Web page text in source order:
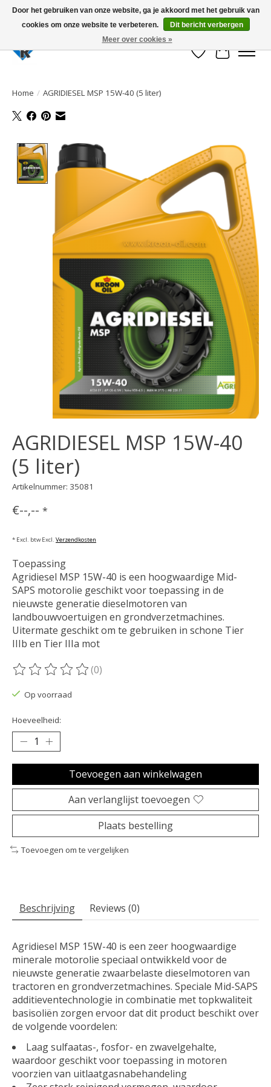
Large selection of products and fast shipping!
Verlanglijst
Home / AGRIDIESEL MSP 15W-40 (5 liter)
Product image slideshow Items
AGRIDIESEL MSP 15W-40
(5 liter)
Artikelnummer: 35081
€--,-- *
* Excl. btw Excl. Verzendkosten
Toepassing
Agridiesel MSP 15W-40 is een hoogwaardige Mid-
SAPS motorolie geschikt voor toepassing in de
nieuwste generatie dieselmotoren van
landbouwvoertuigen en grondverzetmachines.
Uitermate geschikt om te gebruiken in schone Tier
IIIb en Tier IIIa mot
De beoordeling van dit product is
(0)
Op voorraad
Hoeveelheid:
Toevoegen aan winkelwagen
Aan verlanglijst toevoegen
Plaats bestelling
Toevoegen om te vergelijken
Beschrijving Reviews (0)
Agridiesel MSP 15W-40 is een zeer hoogwaardige
minerale motorolie speciaal ontwikkeld voor de
nieuwste generatie zwaarbelaste dieselmotoren van
tractoren en grondverzetmachines. Speciale Mid-SAPS
additieventechnologie in combinatie met topkwaliteit
basisoliën zorgen ervoor dat dit product beschikt over
de volgende voordelen:
Laag sulfaatas-, fosfor- en zwavelgehalte,
waardoor geschikt voor toepassing in motoren
voorzien van uitlaatgasnabehandeling
Door het gebruiken van onze website, ga je akkoord met het gebruik van
cookies om onze website te verbeteren.
Dit bericht verbergen
Meer over cookies »